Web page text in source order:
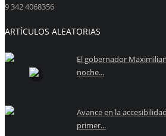
9 342 4068356
ARTÍCULOS ALEATORIAS
El gobernador
noche...
Avance en la
primer...